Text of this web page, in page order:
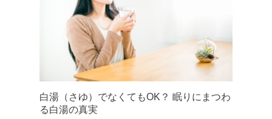
白湯（さゆ）でなくてもOK？ 眠りにまつわ
る白湯の真実